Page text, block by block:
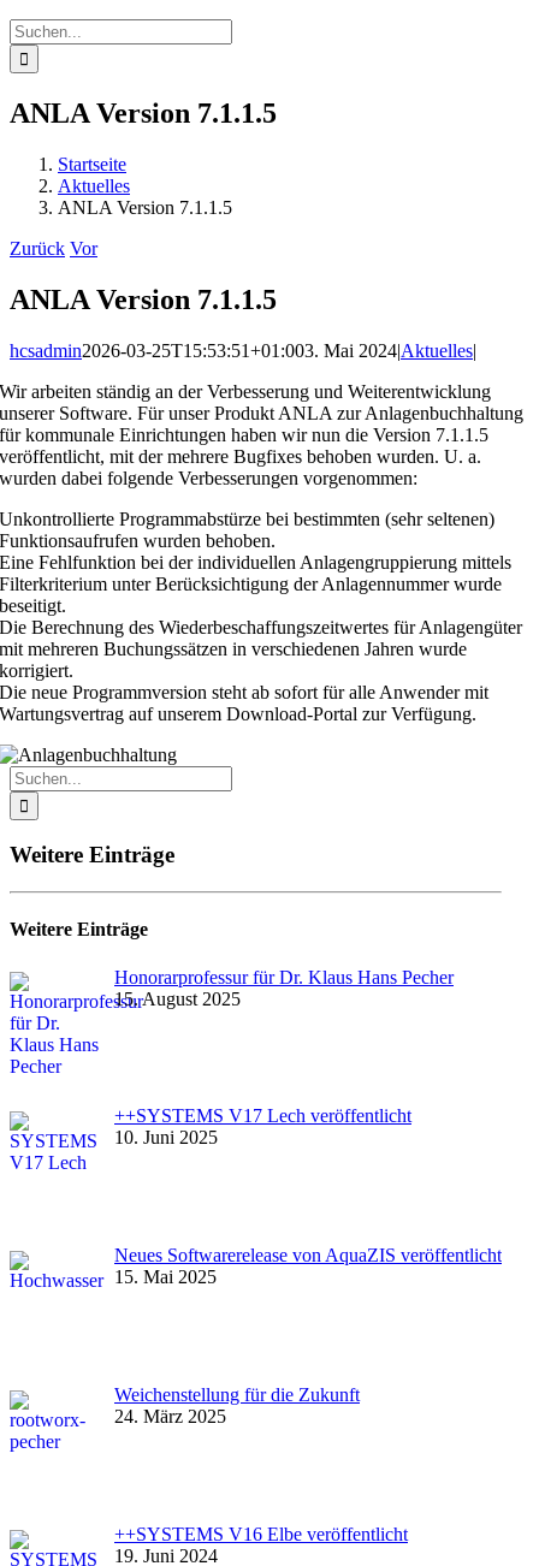
Suche
nach:
ANLA Version 7.1.1.5
Startseite
Aktuelles
ANLA Version 7.1.1.5
Zurück Vor
ANLA Version 7.1.1.5
hcsadmin2026-03-25T15:53:51+01:003. Mai 2024|Aktuelles|
Wir arbeiten ständig an der Verbesserung und Weiterentwicklung
unserer Software. Für unser Produkt ANLA zur Anlagenbuchhaltung
für kommunale Einrichtungen haben wir nun die Version 7.1.1.5
veröffentlicht, mit der mehrere Bugfixes behoben wurden. U. a.
wurden dabei folgende Verbesserungen vorgenommen:
Unkontrollierte Programmabstürze bei bestimmten (sehr seltenen)
Funktionsaufrufen wurden behoben.
Eine Fehlfunktion bei der individuellen Anlagengruppierung mittels
Filterkriterium unter Berücksichtigung der Anlagennummer wurde
beseitigt.
Die Berechnung des Wiederbeschaffungszeitwertes für Anlagengüter
mit mehreren Buchungssätzen in verschiedenen Jahren wurde
korrigiert.
Die neue Programmversion steht ab sofort für alle Anwender mit
Wartungsvertrag auf unserem Download-Portal zur Verfügung.
Suche
nach:
Weitere Einträge
Weitere Einträge
Honorarprofessur für Dr. Klaus Hans Pecher
15. August 2025
++SYSTEMS V17 Lech veröffentlicht
10. Juni 2025
Neues Softwarerelease von AquaZIS veröffentlicht
15. Mai 2025
Weichenstellung für die Zukunft
24. März 2025
++SYSTEMS V16 Elbe veröffentlicht
19. Juni 2024